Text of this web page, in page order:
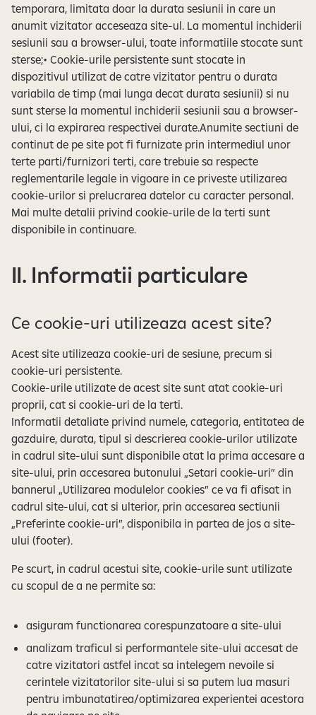
temporara, limitata doar la durata sesiunii in care un
anumit vizitator acceseaza site-ul. La momentul inchiderii
sesiunii sau a browser-ului, toate informatiile stocate sunt
sterse;• Cookie-urile persistente sunt stocate in
dispozitivul utilizat de catre vizitator pentru o durata
variabila de timp (mai lunga decat durata sesiunii) si nu
sunt sterse la momentul inchiderii sesiunii sau a browser-
ului, ci la expirarea respectivei durate.Anumite sectiuni de
continut de pe site pot fi furnizate prin intermediul unor
terte parti/furnizori terti, care trebuie sa respecte
reglementarile legale in vigoare in ce priveste utilizarea
cookie-urilor si prelucrarea datelor cu caracter personal.
Mai multe detalii privind cookie-urile de la terti sunt
disponibile in continuare.
II. Informatii particulare
Ce cookie-uri utilizeaza acest site?
Acest site utilizeaza cookie-uri de sesiune, precum si
cookie-uri persistente.
Cookie-urile utilizate de acest site sunt atat cookie-uri
proprii, cat si cookie-uri de la terti.
Informatii detaliate privind numele, categoria, entitatea de
gazduire, durata, tipul si descrierea cookie-urilor utilizate
in cadrul site-ului sunt disponibile atat la prima accesare a
site-ului, prin accesarea butonului „Setari cookie-uri” din
bannerul „Utilizarea modulelor cookies” ce va fi afisat in
cadrul site-ului, cat si ulterior, prin accesarea sectiunii
„Preferinte cookie-uri”, disponibila in partea de jos a site-
ului (footer).
Pe scurt, in cadrul acestui site, cookie-urile sunt utilizate
cu scopul de a ne permite sa:
asiguram functionarea corespunzatoare a site-ului
analizam traficul si performantele site-ului accesat de
catre vizitatori astfel incat sa intelegem nevoile si
cerintele vizitatorilor site-ului si sa putem lua masuri
pentru imbunatatirea/optimizarea experientei acestora